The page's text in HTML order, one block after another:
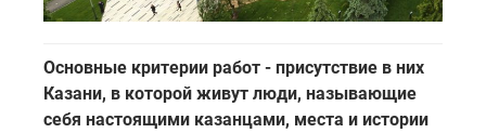
Основные критерии работ - присутствие в них
Казани, в которой живут люди, называющие
себя настоящими казанцами, места и истории